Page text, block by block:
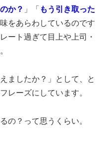
か？ 」「 もう引き取った
をあらわしているのです
ート過ぎて目上や上司・
ましたか？」として、と
レーズにしています。
の？って思うくらい。